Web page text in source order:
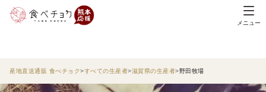
メニュー
産地直送通販 食べチョク すべての生産者 滋賀県の生産者 野田牧場